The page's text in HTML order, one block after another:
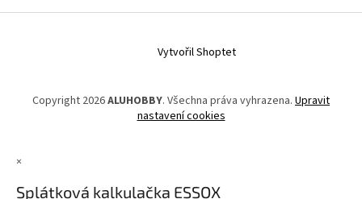
Vytvořil Shoptet
Copyright 2026ALUHOBBY. Všechna práva vyhrazena. Upravit
nastavení cookies
×
Splátková kalkulačka ESSOX